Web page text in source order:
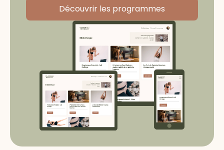
Découvrir les programmes